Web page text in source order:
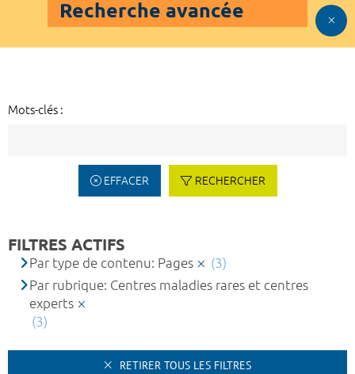
Recherche avancée
Mots-clés :
EFFACER RECHERCHER
FILTRES ACTIFS
Par type de contenu: Pages
(3)
Par rubrique: Centres maladies rares et centres
experts
(3)
RETIRER TOUS LES FILTRES